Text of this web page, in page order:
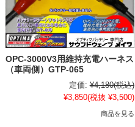
OPC-3000V3用維持充電ハーネス
（車両側）GTP-065
定価: ¥4,180(税込)
¥3,850(税抜 ¥3,500)
商品を見る